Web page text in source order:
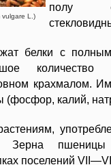
L.)
полу
белки с
крахмалом.
(фосфор, ка­лий,
Зерна
поселений